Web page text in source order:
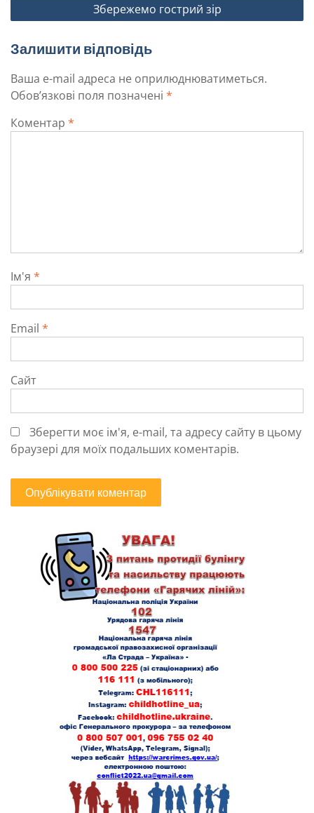
Збережемо гострий зір
Залишити відповідь
Ваша e-mail адреса не оприлюднюватиметься.
Обов’язкові поля позначені *
Коментар *
Ім'я *
Email *
Сайт
Зберегти моє ім'я, e-mail, та адресу сайту в цьому
браузері для моїх подальших коментарів.